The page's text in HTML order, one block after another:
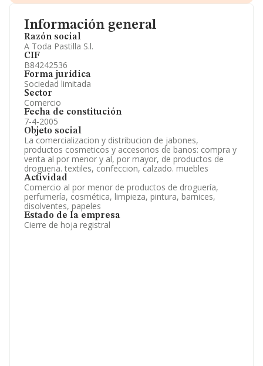
Información general
Razón social
A Toda Pastilla S.l.
CIF
B84242536
Forma jurídica
Sociedad limitada
Sector
Comercio
Fecha de constitución
7-4-2005
Objeto social
La comercializacion y distribucion de jabones,
productos cosmeticos y accesorios de banos: compra y
venta al por menor y al, por mayor, de productos de
drogueria. textiles, confeccion, calzado. muebles
Actividad
Comercio al por menor de productos de droguería,
perfumería, cosmética, limpieza, pintura, barnices,
disolventes, papeles
Estado de la empresa
Cierre de hoja registral
Información oficial y registral complementaria.